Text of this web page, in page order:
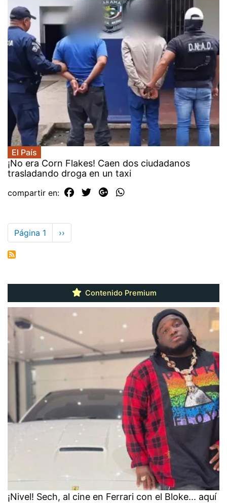
El País
¡No era Corn Flakes! Caen dos ciudadanos
trasladando droga en un taxi
compartir en:
Paginación
Página 1
Siguiente
página
››
Contenido Premium
¡Nivel! Sech, al cine en Ferrari con el Bloke... aquí